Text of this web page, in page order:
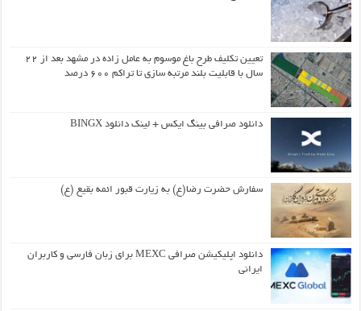
تعیین تکلیف طرح باغ موسوم به عامل زاده در مشهد بعد از ۲۲
سال با قابلیت بلند مرتبه سازی تا تراکم ۶۰۰ درصد
دانلود صرافی بینگ ایکس + لینک دانلود BINGX
سفارش حضرت رضا(ع) به زیارت قبور ائمه بقیع (ع)
دانلود اپلیکیشن صرافی MEXC برای زبان فارسی و کاربران
ایرانی